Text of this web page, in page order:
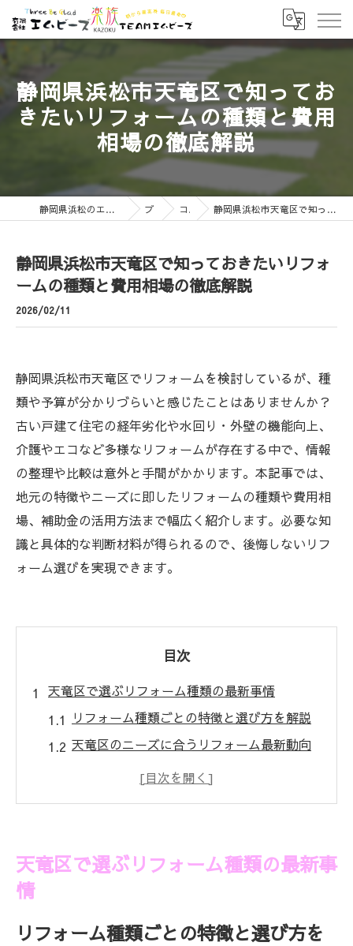
静岡県浜松市天竜区で知ってお
きたいリフォームの種類と費用
相場の徹底解説
静岡県浜松のエクステリアなら有限会社エムビーズ ブログ コラム 静岡県浜松市天竜区で知っておきたいリフォームの種類と費用相場の徹底解説
静岡県浜松市天竜区で知っておきたいリフォ
ームの種類と費用相場の徹底解説
2026/02/11
静岡県浜松市天竜区でリフォームを検討しているが、種
類や予算が分かりづらいと感じたことはありませんか？
古い戸建て住宅の経年劣化や水回り・外壁の機能向上、
介護やエコなど多様なリフォームが存在する中で、情報
の整理や比較は意外と手間がかかります。本記事では、
地元の特徴やニーズに即したリフォームの種類や費用相
場、補助金の活用方法まで幅広く紹介します。必要な知
識と具体的な判断材料が得られるので、後悔しないリフ
ォーム選びを実現できます。
目次
天竜区で選ぶリフォーム種類の最新事情
リフォーム種類ごとの特徴と選び方を解説
天竜区のニーズに合うリフォーム最新動向
リフォームで実現する住まいの快適性向上
水回りリフォームで叶える安心な住環境
リフォーム種類で変わる暮らしの質と満足
天竜区で選ぶリフォーム種類の最新事
情
リフォーム種類ごとの特徴と選び方を